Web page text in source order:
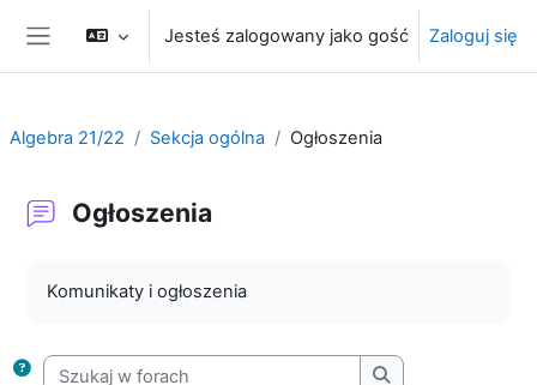
Przejdź do głównej zawartości
Panel boczny
Jesteś zalogowany jako gość Zaloguj się
Algebra 21/22 Sekcja ogólna Ogłoszenia
Ogłoszenia
Komunikaty i ogłoszenia
Szukaj w forach